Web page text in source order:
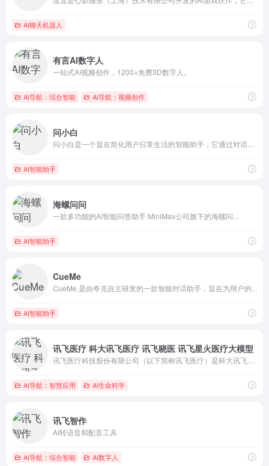
AI聊天机器人
有言AI数字人
一站式AI视频创作，1200+免费3D数字人。
AI导航：综合智能 AI导航：视频创作
问小白
AI智能助手
海螺问问
一款多功能的AI智能问答助手 MiniMax公司旗下的海螺问...
AI智能助手
CueMe
CueMe 是由夸克自主研发的一款智能对话助手，旨在为用户的...
AI智能助手
讯飞医疗 科大讯飞医疗 讯飞晓医 讯飞星火医疗大模型
AI导航：智慧应用 AI生命科学
讯飞智作
AI转语音和配音工具
AI导航：综合智能 AI数字人